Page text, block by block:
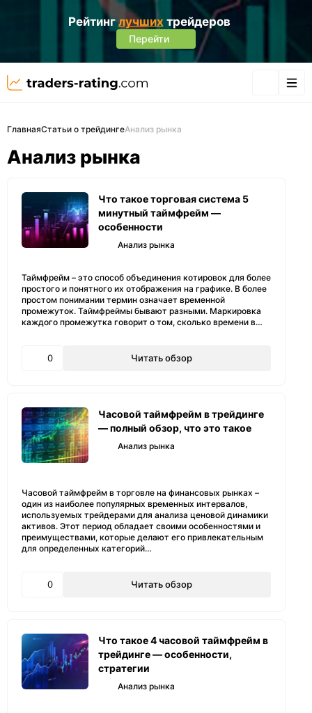
Рейтинглучших трейдеров
Перейти
ГлавнаяСтатьи о трейдингеАнализ рынка
Анализ рынка
Что такое торговая система 5
минутный таймфрейм —
особенности
Анализ рынка
Таймфрейм – это способ объединения котировок для более
простого и понятного их отображения на графике. В более
простом понимании термин означает временной
промежуток. Таймфреймы бывают разными. Маркировка
каждого промежутка говорит о том, сколько времени в…
0 Читать обзор
Часовой таймфрейм в трейдинге
— полный обзор, что это такое
Анализ рынка
Часовой таймфрейм в торговле на финансовых рынках –
один из наиболее популярных временных интервалов,
используемых трейдерами для анализа ценовой динамики
активов. Этот период обладает своими особенностями и
преимуществами, которые делают его привлекательным
для определенных категорий…
0 Читать обзор
Что такое 4 часовой таймфрейм в
трейдинге — особенности,
стратегии
Анализ рынка